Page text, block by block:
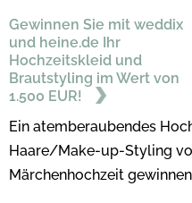
Gewinnen Sie mit weddix
und heine.de Ihr
Hochzeitskleid und
Brautstyling im Wert von
1.500 EUR!
Ein atemberaubendes
Haare/Make-up-Styling
Märchenhochzeit gewinnen